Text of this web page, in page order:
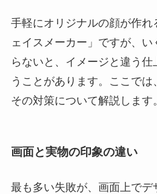
手軽にオリジナルの顔が作れ
ェイスメーカー」ですが、
らないと、イメージと違う仕
うことがあります。ここでは
その対策について解説します。
画面と実物の印象の違い
最も多い失敗が、画面上でデ